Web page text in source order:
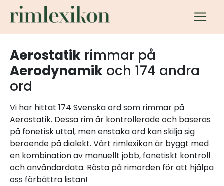
Aerostatik rimmar på
Aerodynamik och 174 andra
ord
Vi har hittat 174 Svenska ord som rimmar på
Aerostatik. Dessa rim är kontrollerade och baseras
på fonetisk uttal, men enstaka ord kan skilja sig
beroende på dialekt. Vårt rimlexikon är byggt med
en kombination av manuellt jobb, fonetiskt kontroll
och användardata. Rösta på rimorden för att hjälpa
oss förbättra listan!